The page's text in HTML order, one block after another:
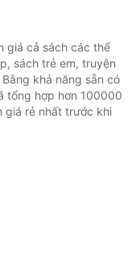
giá cả sách các thể
sách trẻ em, truyện
khả năng sẵn có
tổng hợp hơn 100000
giá rẻ nhất trước khi